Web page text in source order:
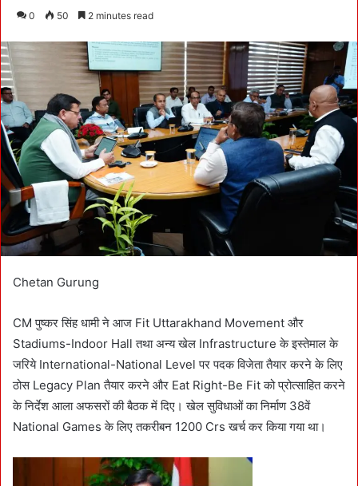
d
e
m
a
i
l
0 50 2 minutes read
Chetan Gurung
CM पुष्कर सिंह धामी ने आज Fit Uttarakhand Movement और
Stadiums-Indoor Hall तथा अन्य खेल Infrastructure के इस्तेमाल के
जरिये International-National Level पर पदक विजेता तैयार करने के लिए
ठोस Legacy Plan तैयार करने और Eat Right-Be Fit को प्रोत्साहित करने
के निर्देश आला अफसरों की बैठक में दिए। खेल सुविधाओं का निर्माण 38वें
National Games के लिए तकरीबन 1200 Crs खर्च कर किया गया था।